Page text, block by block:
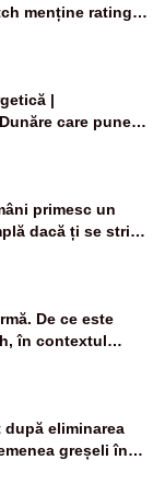
menține ratingul
|
care pune
era
primesc un
dacă ți se strică
De ce este
în contextul
eliminarea
greșeli în